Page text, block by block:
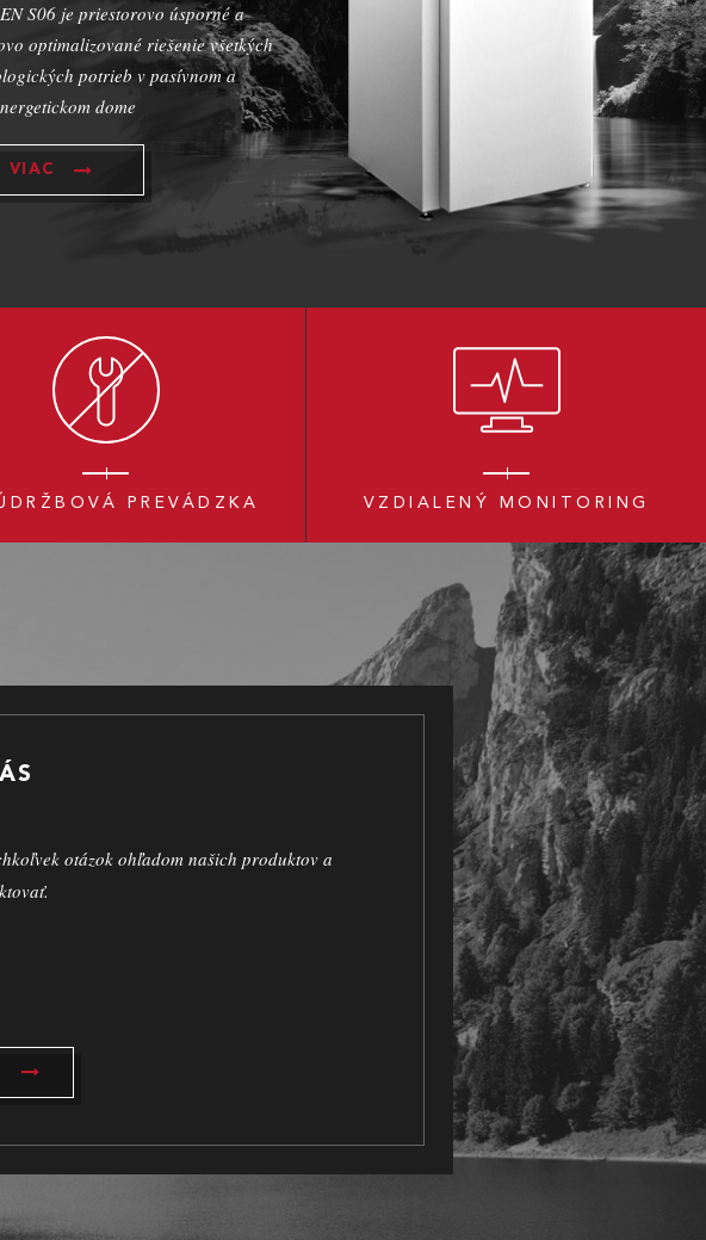
S06 je priestorovo úsporné a
optimalizované riešenie všetkých
potrieb v pasívnom a
dome
VIAC
PREVÁDZKA VZDIALENÝ MONITORING
otázok ohľadom našich produktov a